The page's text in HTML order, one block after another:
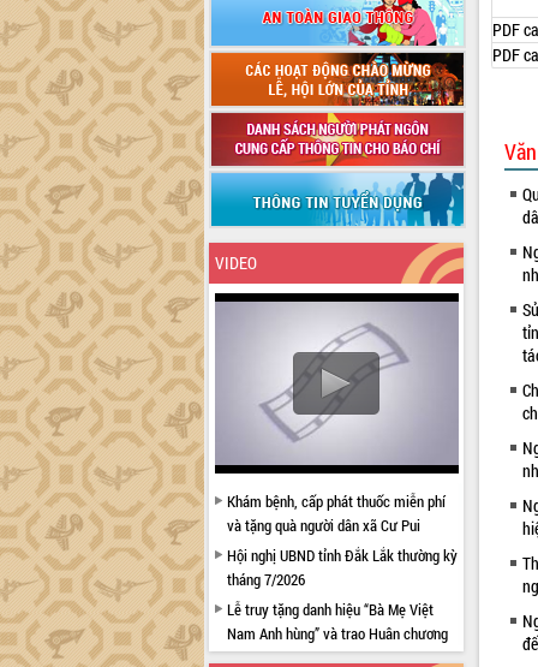
VIDEO
Khám bệnh, cấp phát thuốc miễn phí
và tặng quà người dân xã Cư Pui
Hội nghị UBND tỉnh Đắk Lắk thường kỳ
tháng 7/2026
Lễ truy tặng danh hiệu “Bà Mẹ Việt
Nam Anh hùng” và trao Huân chương
Lao động
PDF
PDF